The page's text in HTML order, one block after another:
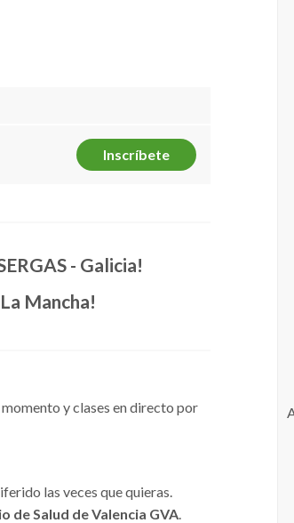
Inscríbete
- Galicia!
Mancha!
y clases en directo por
las veces que quieras.
de Salud de Valencia GVA.